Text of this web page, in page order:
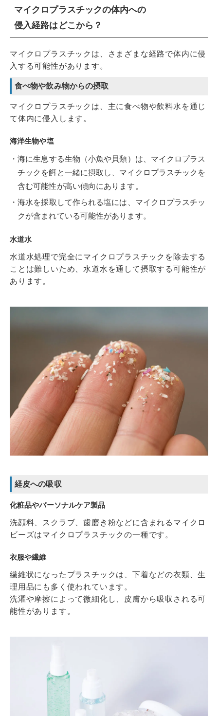
マイクロプラスチックの体内への
侵入経路はどこから？
マイクロプラスチックは、さまざまな経路で体内に侵
入する可能性があります。
食べ物や飲み物からの摂取
マイクロプラスチックは、主に食べ物や飲料水を通じ
て体内に侵入します。
海洋生物や塩
海に生息する生物（小魚や貝類）は、マイクロプラス
チックを餌と一緒に摂取し、マイクロプラスチックを
含む可能性が高い傾向にあります。
海水を採取して作られる塩には、マイクロプラスチッ
クが含まれている可能性があります。
水道水
水道水処理で完全にマイクロプラスチックを除去する
ことは難しいため、水道水を通して摂取する可能性が
あります。
経皮への吸収
化粧品やパーソナルケア製品
洗顔料、スクラブ、歯磨き粉などに含まれるマイクロ
ビーズはマイクロプラスチックの一種です。
衣服や繊維
繊維状になったプラスチックは、下着などの衣類、生
理用品にも多く使われています。
洗濯や摩擦によって微細化し、皮膚から吸収される可
能性があります。